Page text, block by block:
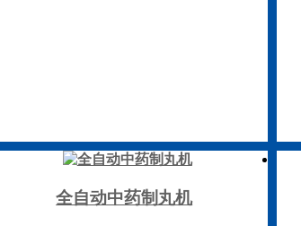
全自动中药制丸机